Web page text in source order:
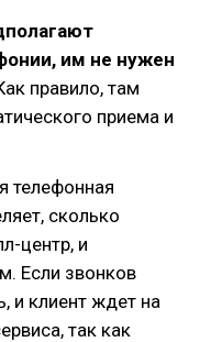
им не нужен
правило, там
приема и
телефонная
сколько
центр, и
Если звонков
и клиент ждет на
так как